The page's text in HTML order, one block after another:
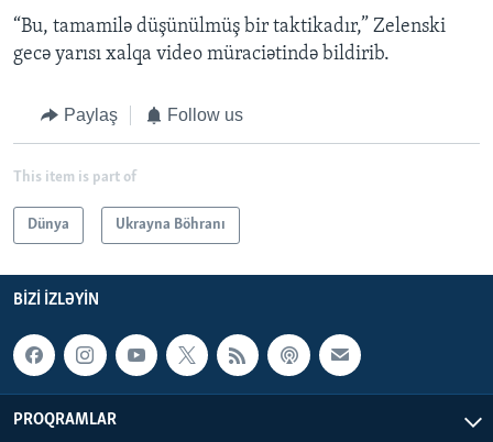
“Bu, tamamilə düşünülmüş bir taktikadır,” Zelenski
gecə yarısı xalqa video müraciətində bildirib.
Paylaş Follow us
This item is part of
Dünya Ukrayna Böhranı
BIZI IZLƏYIN
PROQRAMLAR